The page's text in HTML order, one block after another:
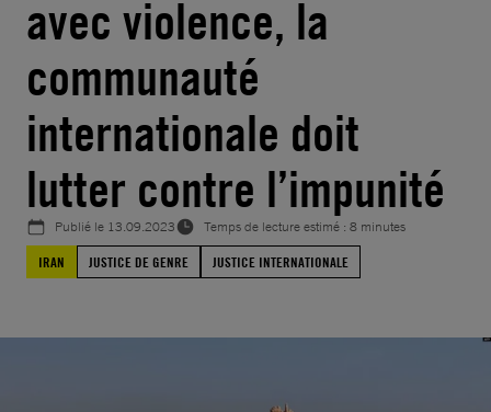
avec violence, la
communauté
internationale doit
lutter contre l’impunité
Publié le 13.09.2023
Temps de lecture estimé : 8 minutes
IRAN
JUSTICE DE GENRE JUSTICE INTERNATIONALE